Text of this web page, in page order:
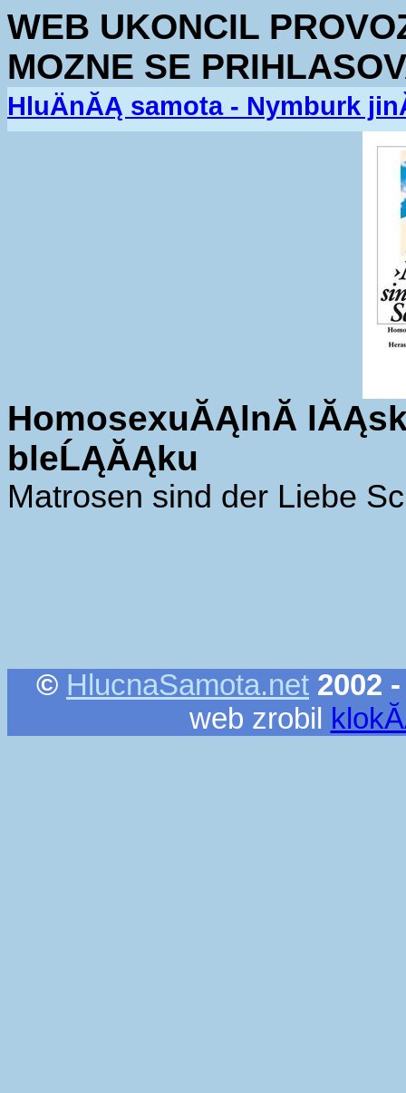
WEB UKONCIL
MOZNE SE
HluÄnĂĄ samota - Nymburk
HomosexuĂĄlnĂ­
bleĹĄĂĄku
Matrosen sind der Liebe
© HlucnaSamota.net 2002
web zrobil